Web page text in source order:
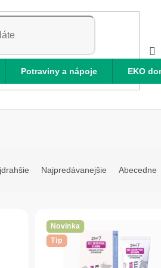
Potraviny a nápoje EKO
Najpredávanejšie Abecedne
Novinka
Tip